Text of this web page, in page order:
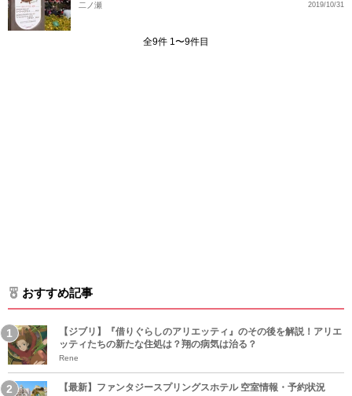
2019/10/31
二ノ瀬
全9件 1〜9件目
おすすめ記事
【ジブリ】『借りぐらしのアリエッティ』のその後を解説！アリエ
ッティたちの新たな住処は？翔の病気は治る？
Rene
【最新】ファンタジースプリングスホテル 空室情報・予約状況